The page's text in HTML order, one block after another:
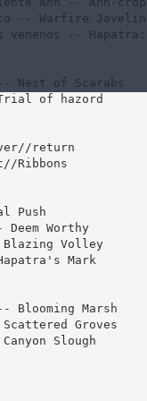
-- Warfire
--
-- Nest of
-- Trial of
return
Ribbons
Push
-- Deem
-- Blazing
Hapatra's
Blooming Marsh
Groves
Canyon Slough